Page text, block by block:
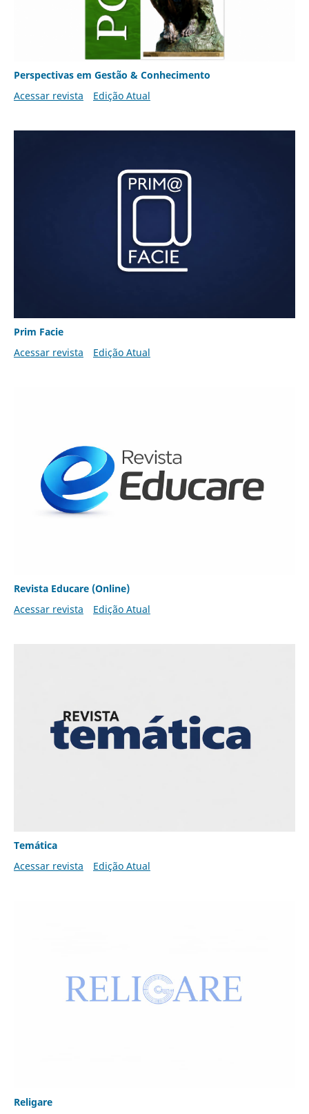
Perspectivas em Gestão & Conhecimento
Acessar revista
Edição Atual
Prim Facie
Acessar revista
Edição Atual
Revista Educare (Online)
Acessar revista
Edição Atual
Temática
Acessar revista
Edição Atual
Religare